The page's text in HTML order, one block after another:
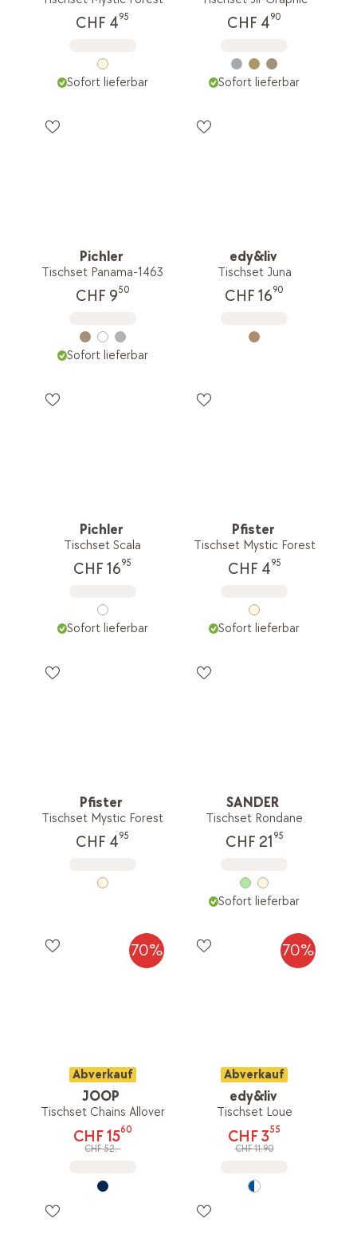
CHF 495
Sofort lieferbar
CHF 490
Sofort lieferbar
Pichler
Tischset Panama-1463
CHF 950
Sofort lieferbar
edy&liv
Tischset Juna
CHF 1690
Pichler
Tischset Scala
CHF 1695
Sofort lieferbar
Pfister
Tischset Mystic Forest
CHF 495
Sofort lieferbar
Pfister
Tischset Mystic Forest
CHF 495
SANDER
Tischset Rondane
CHF 21 95
Sofort lieferbar
70%
Abverkauf
JOOP
Tischset Chains Allover
CHF 1560
CHF 52.-
70%
Abverkauf
edy&liv
Tischset Loue
CHF 355
CHF 11.90